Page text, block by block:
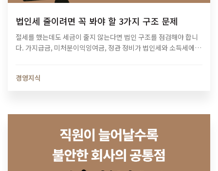
법인세 줄이려면 꼭 봐야 할 3가지 구조 문제
절세를 했는데도 세금이 줄지 않는다면 법인 구조를 점검해야 합니
다. 가지급금, 미처분이익잉여금, 정관 정비가 법인세와 소득세에 미
경영지식